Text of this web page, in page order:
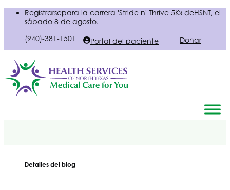
Registrarsepara la carrera 'Stride n' Thrive 5K» deHSNT, el
sábado 8 de agosto.
(940)-381-1501
Portal del paciente Donar
Detalles del blog